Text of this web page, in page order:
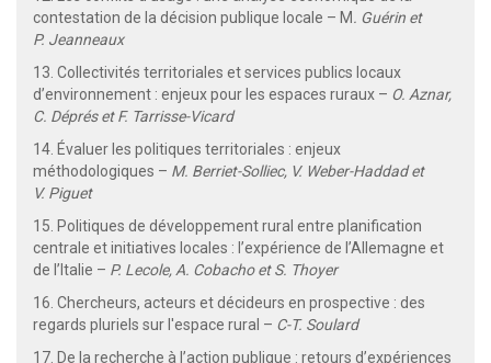
contestation de la décision publique locale – M . Guérin et
P. Jeanneaux
13. Collectivités territoriales et services publics locaux
d’environnement : enjeux pour les espaces ruraux – O. Aznar,
C. Déprés et F. Tarrisse-Vicard
14. Évaluer les politiques territoriales : enjeux
méthodologiques – M. Berriet-Solliec, V. Weber-Haddad et
V. Piguet
15. Politiques de développement rural entre planification
centrale et initiatives locales : l’expérience de l’Allemagne et
de l’Italie – P. Lecole, A. Cobacho et S. Thoyer
16. Chercheurs, acteurs et décideurs en prospective : des
regards pluriels sur l'espace rural – C-T. Soulard
17. De la recherche à l’action publique : retours d’expériences